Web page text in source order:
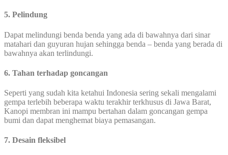
5. Pelindung
Dapat melindungi benda benda yang ada di bawahnya dari sinar
matahari dan guyuran hujan sehingga benda – benda yang berada di
bawahnya akan terlindungi.
6. Tahan terhadap goncangan
Seperti yang sudah kita ketahui Indonesia sering sekali mengalami
gempa terlebih beberapa waktu terakhir terkhusus di Jawa Barat,
Kanopi membran ini mampu bertahan dalam goncangan gempa
bumi dan dapat menghemat biaya pemasangan.
7. Desain fleksibel